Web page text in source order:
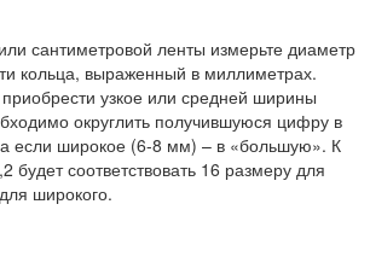
сантиметровой ленты измерьте диаметр
кольца, выраженный в миллиметрах.
узкое или средней ширины
округлить получившуюся цифру в
если широкое (6-8 мм) – в «большую». К
будет соответствовать 16 размеру для
широкого.